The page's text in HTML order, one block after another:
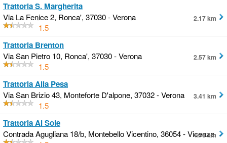
Trattoria S. Margherita
Via La Fenice 2, Ronca', 37030 - Verona
1.5
2.17 km
Trattoria Brenton
Via San Pietro 10, Ronca', 37030 - Verona
1.5
2.57 km
Trattoria Alla Pesa
Via San Brizio 43, Monteforte D'alpone, 37032 - Verona
1.5
3.41 km
Trattoria Al Sole
Contrada Agugliana 18/b, Montebello Vicentino, 36054 - Vicenza
4.76 km